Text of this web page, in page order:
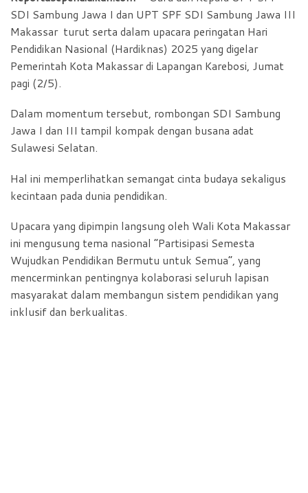
SDI Sambung Jawa I dan UPT SPF SDI Sambung Jawa III
Makassar turut serta dalam upacara peringatan Hari
Pendidikan Nasional (Hardiknas) 2025 yang digelar
Pemerintah Kota Makassar di Lapangan Karebosi, Jumat
pagi (2/5).
Dalam momentum tersebut, rombongan SDI Sambung
Jawa I dan III tampil kompak dengan busana adat
Sulawesi Selatan.
Hal ini memperlihatkan semangat cinta budaya sekaligus
kecintaan pada dunia pendidikan.
Upacara yang dipimpin langsung oleh Wali Kota Makassar
ini mengusung tema nasional “Partisipasi Semesta
Wujudkan Pendidikan Bermutu untuk Semua”, yang
mencerminkan pentingnya kolaborasi seluruh lapisan
masyarakat dalam membangun sistem pendidikan yang
inklusif dan berkualitas.